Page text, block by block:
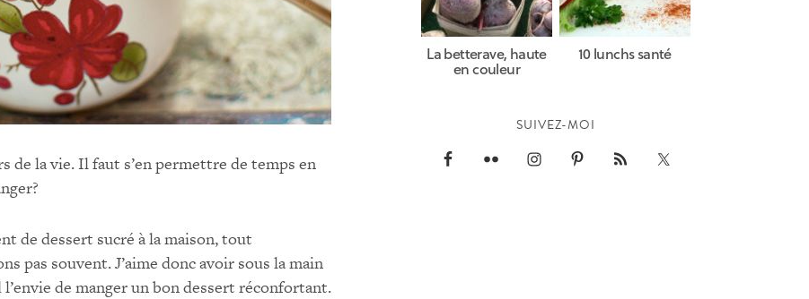
de la vie. Il faut s’en permettre de temps en
de dessert sucré à la maison, tout
pas souvent. J’aime donc avoir sous la main
de manger un bon dessert réconfortant.
La betterave, haute
en couleur
10 lunchs santé
SUIVEZ-MOI